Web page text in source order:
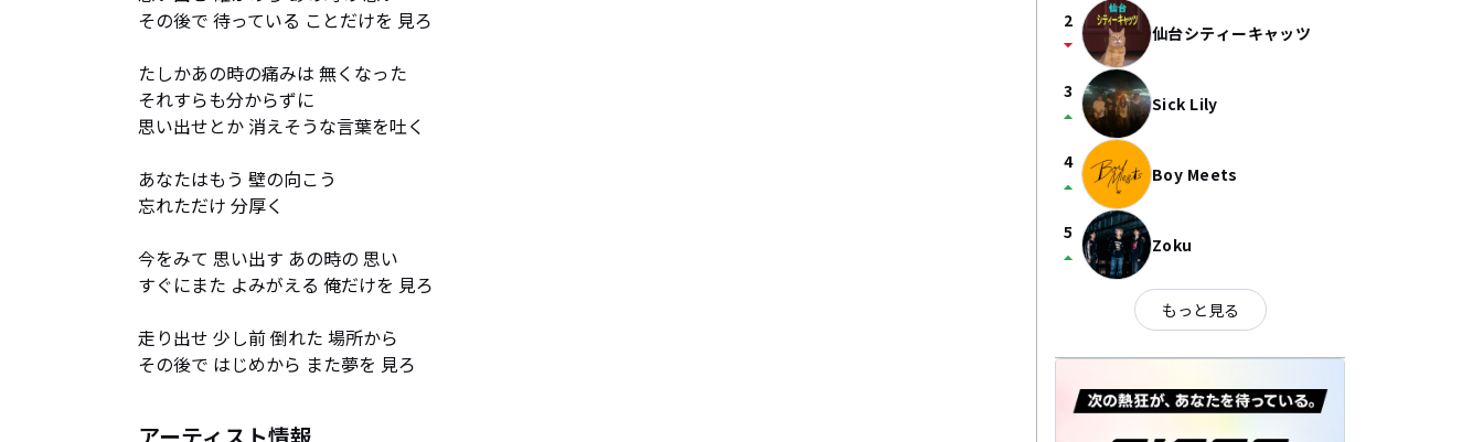
その後で 待っている ことだけを 見ろ
たしかあの時の痛みは 無くなった
それすらも分からずに
思い出せとか 消えそうな言葉を吐く
あなたはもう 壁の向こう
忘れただけ 分厚く
今をみて 思い出す あの時の 思い
すぐにまた よみがえる 俺だけを 見ろ
走り出せ 少し前 倒れた 場所から
その後で はじめから また夢を 見ろ
2
arrow_drop_down 仙台シティーキャッツ
3
arrow_drop_up Sick Lily
4
arrow_drop_up Boy Meets
5
arrow_drop_up Zoku
もっと見る